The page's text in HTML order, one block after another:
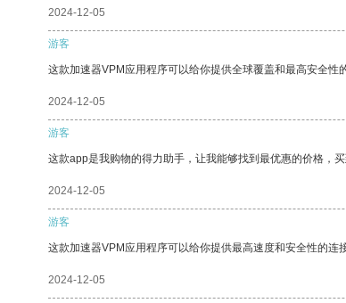
2024-12-05
游客
这款加速器VPM应用程序可以给你提供全球覆盖和最高安全性
2024-12-05
游客
这款app是我购物的得力助手，让我能够找到最优惠的价格，买
2024-12-05
游客
这款加速器VPM应用程序可以给你提供最高速度和安全性的连
2024-12-05